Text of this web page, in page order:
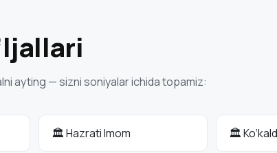
ayting — sizni soniyalar ichida topamiz:
🏛 Hazrati Imom 🏛